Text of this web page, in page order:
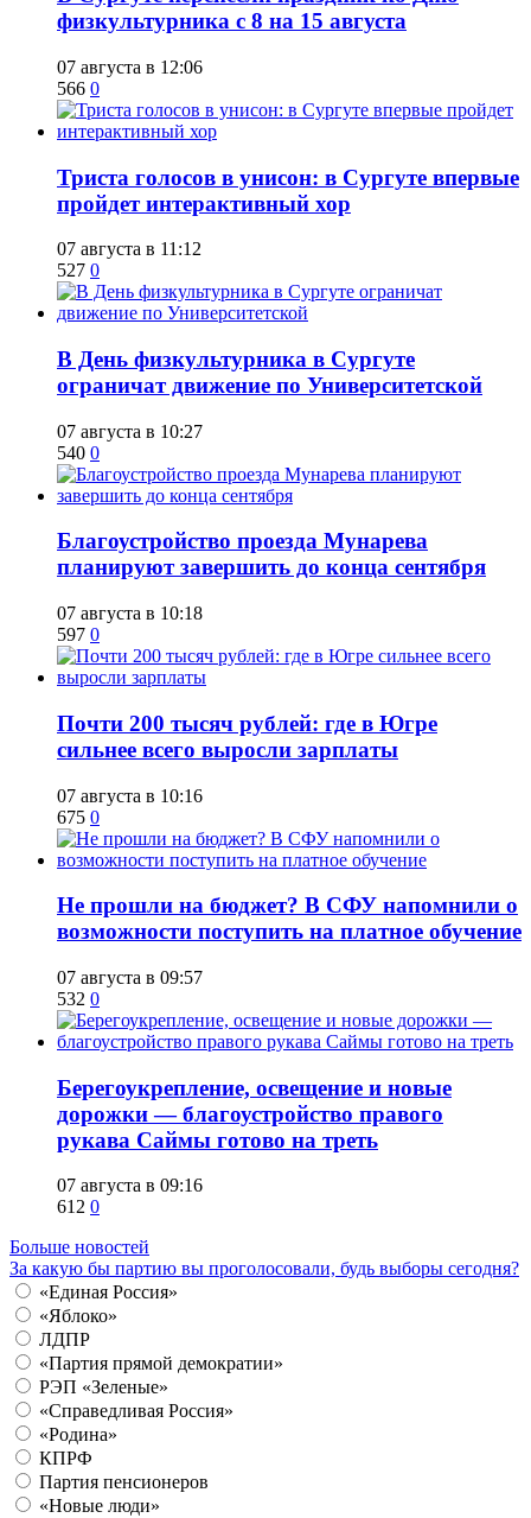
физкультурника с 8 на 15 августа
07 августа в 12:06
566 0
​Триста голосов в унисон: в Сургуте впервые
пройдет интерактивный хор
07 августа в 11:12
527 0
​В День физкультурника в Сургуте
ограничат движение по Университетской
07 августа в 10:27
540 0
Благоустройство проезда Мунарева
планируют завершить до конца сентября
07 августа в 10:18
597 0
​Почти 200 тысяч рублей: где в Югре
сильнее всего выросли зарплаты
07 августа в 10:16
675 0
Не прошли на бюджет? В СФУ напомнили о
возможности поступить на платное обучение
07 августа в 09:57
532 0
Берегоукрепление, освещение и новые
дорожки — благоустройство правого
рукава Саймы готово на треть
07 августа в 09:16
612 0
Больше новостей
За какую бы партию вы проголосовали, будь выборы сегодня?
«Единая Россия»
«Яблоко»
ЛДПР
«Партия прямой демократии»
РЭП «Зеленые»
«Справедливая Россия»
«Родина»
КПРФ
Партия пенсионеров
«Новые люди»